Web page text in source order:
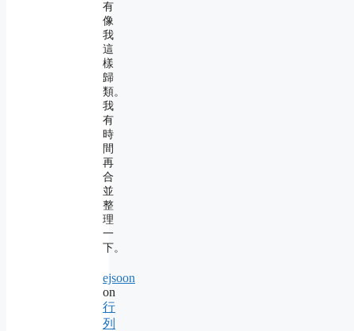
有
像
我
這
樣
歸
類。
我
有
時
間
再
合
並
整
理
一
下。
ejsoon
on
行
列